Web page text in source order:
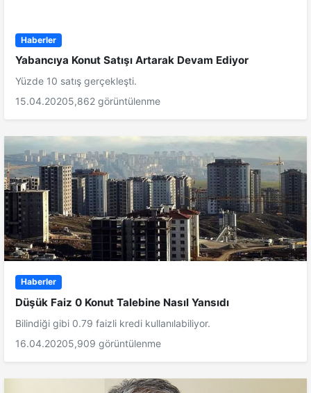
Haberler
Yabancıya Konut Satışı Artarak Devam Ediyor
Yüzde 10 satış gerçekleşti.
15.04.20205,862 görüntülenme
Haberler
Düşük Faiz 0 Konut Talebine Nasıl Yansıdı
Bilindiği gibi 0.79 faizli kredi kullanılabiliyor.
16.04.20205,909 görüntülenme